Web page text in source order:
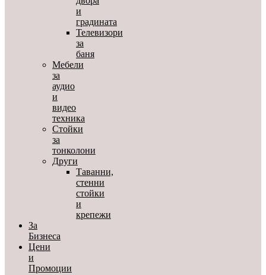
и
градината
Телевизори
за
баня
Мебели
за
аудио
и
видео
техника
Стойки
за
тонколони
Други
Таванни,
стенни
стойки
и
крепежи
За
Бизнеса
Цени
и
Промоции